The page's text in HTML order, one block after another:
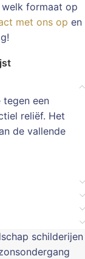
formaat op
met ons op en
tegen een
reliëf. Het
de vallende
schilderijen